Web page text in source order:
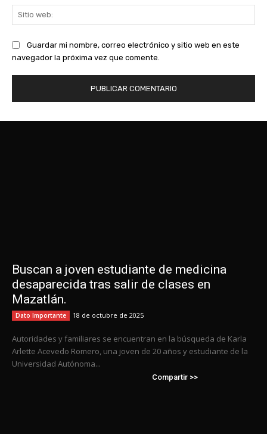
Guardar mi nombre, correo electrónico y sitio web en este
navegador la próxima vez que comente.
Buscan a joven estudiante de medicina
desaparecida tras salir de clases en
Mazatlán.
Dato Importante 18 de octubre de 2025
Autoridades y familiares se encuentran en la búsqueda de Karla
Arlette Acevedo Romero, una joven de 20 años y estudiante de la
Universidad Autónoma...
Compartir >>